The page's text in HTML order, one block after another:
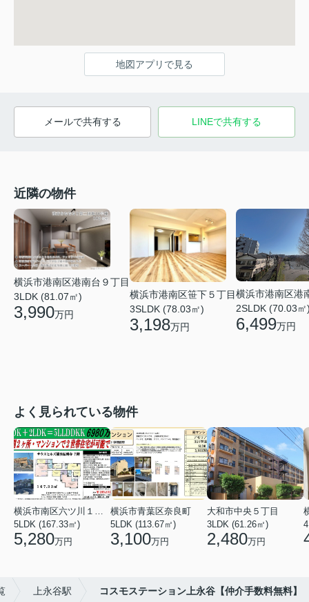
地図アプリで見る
メールで共有する LINEで共有する
近隣の物件
横浜市港南区港南台９丁目
3LDK (81.07㎡)
3,990万円
横浜市港南区笹下５丁目
3SLDK (78.03㎡)
3,198万円
横浜市港南区港
2SLDK (70.03㎡
6,499万円
よく見られている物件
横浜市南区六ツ川１丁目
5LDK (167.33㎡)
5,280万円
横浜市青葉区奈良町
5LDK (113.67㎡)
3,100万円
大和市中央５丁目
3LDK (61.26㎡)
2,480万円
上永谷駅 コスモステーション上永谷【仲介手数料無料】